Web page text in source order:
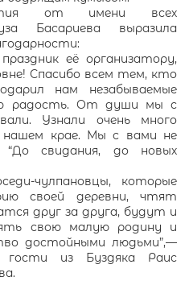
от имени всех
Басариева выразила
её организатору,
Спасибо всем тем, кто
нам незабываемые
радость. От души мы с
Узнали очень много
нашем крае. Мы с вами не
“До свидания, до новых
чулпановцы, которые
своей деревни, чтят
друг за друга, будут и
свою малую родину и
достойными людьми”,—
гости из Буздяка Раис